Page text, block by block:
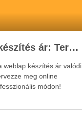
Weblap készítés ár: Tervezés, Fejlesztés, Beruházás Lépésről Lépésre
weblap készítés ár valódi
meg online
módon!